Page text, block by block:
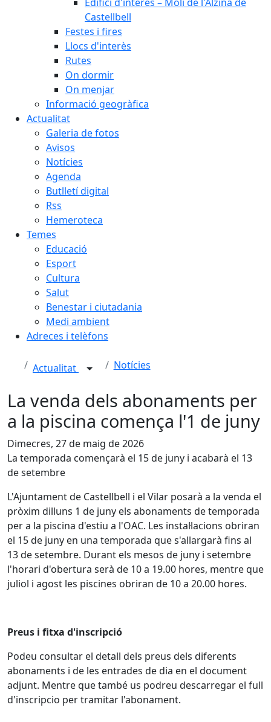
Castellbell
Festes i fires
Llocs d'interès
Rutes
On dormir
On menjar
Informació geogràfica
Actualitat
Galeria de fotos
Avisos
Notícies
Agenda
Butlletí digital
Rss
Hemeroteca
Temes
Educació
Esport
Cultura
Salut
Benestar i ciutadania
Medi ambient
Adreces i telèfons
Actualitat Notícies
La venda dels abonaments per
a la piscina comença l'1 de juny
Dimecres, 27 de maig de 2026
La temporada començarà el 15 de juny i acabarà el 13
de setembre
L'Ajuntament de Castellbell i el Vilar posarà a la venda el
pròxim dilluns 1 de juny els abonaments de temporada
per a la piscina d'estiu a l'OAC. Les instal·lacions obriran
el 15 de juny en una temporada que s'allargarà fins al
13 de setembre. Durant els mesos de juny i setembre
l'horari d'obertura serà de 10 a 19.00 hores, mentre que
juliol i agost les piscines obriran de 10 a 20.00 hores.
Preus i fitxa d'inscripció
Podeu consultar el detall dels preus dels diferents
abonaments i de les entrades de dia en el document
adjunt. Mentre que també us podreu descarregar el full
d'inscripcio per tramitar l'abonament.